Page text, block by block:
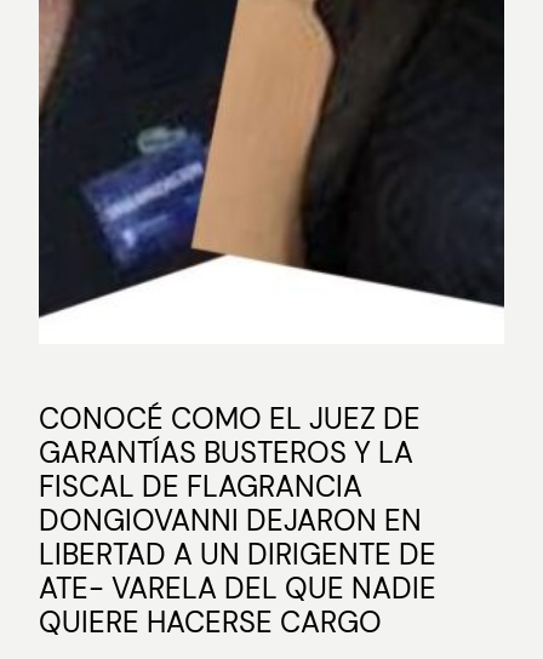
CONOCÉ COMO EL JUEZ DE
GARANTÍAS BUSTEROS Y LA
FISCAL DE FLAGRANCIA
DONGIOVANNI DEJARON EN
LIBERTAD A UN DIRIGENTE DE
ATE- VARELA DEL QUE NADIE
QUIERE HACERSE CARGO